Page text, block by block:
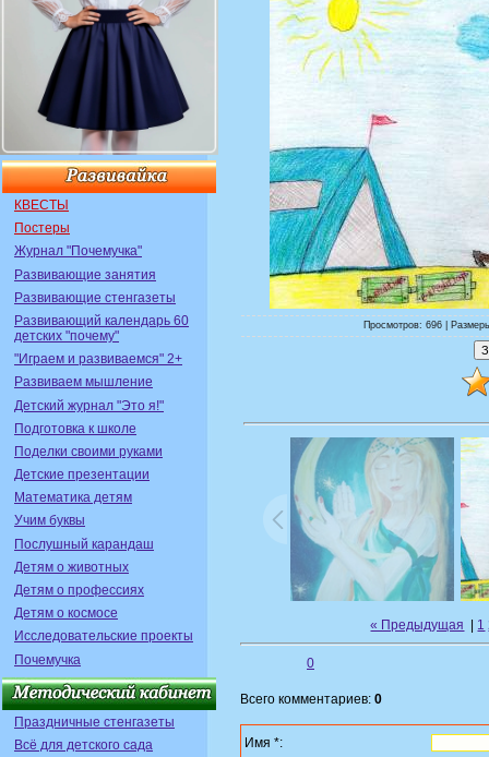
КВЕСТЫ
Постеры
Журнал "Почемучка"
Развивающие занятия
Развивающие стенгазеты
Развивающий календарь 60
детских "почему"
"Играем и развиваемся" 2+
Развиваем мышление
Детский журнал "Это я!"
Подготовка к школе
Поделки своими руками
Детские презентации
Математика детям
Учим буквы
Послушный карандаш
Детям о животных
Детям о профессиях
Детям о космосе
Исследовательские проекты
Почемучка
Праздничные стенгазеты
Всё для детского сада
Просмотров: 696 |
« Предыдущая 1
0
Всего комментариев: 0
Имя *: